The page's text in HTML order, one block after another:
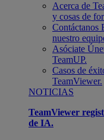
Acerca de
y cosas de
Contáctanos
nuestro
Asóciate
TeamUP.
Casos de
TeamViewer.
NOTICIAS
TeamViewer
de IA.